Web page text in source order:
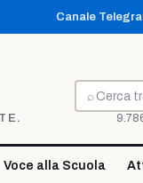
Canale
⌕
Cerca
Voce alla Scuola